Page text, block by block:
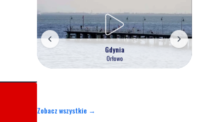
Gdynia
Orłowo
Zobacz wszystkie →